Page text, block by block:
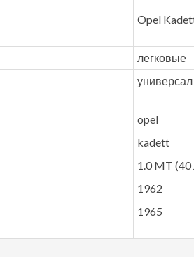
Opel
легковые
универсал
opel
kadett
1.0 MT (40
1962
1965